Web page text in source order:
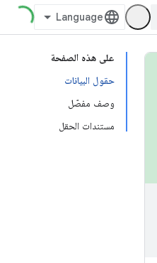
على هذه الصفحة
حقول البيانات
وصف مفصّل
مستندات الحقل